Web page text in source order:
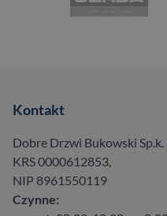
Kontakt
Dobre Drzwi Bukowski Sp.k.
KRS 0000612853,
NIP 8961550119
Czynne: